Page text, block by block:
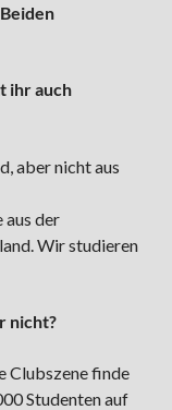
103,9 MHz
ihr auch
aber nicht aus
aus der
Wir studieren
nicht?
Clubszene finde
Studenten auf